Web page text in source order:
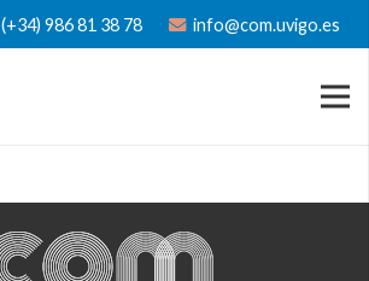
(+34) 986 81 38 78 info@com.uvigo.es